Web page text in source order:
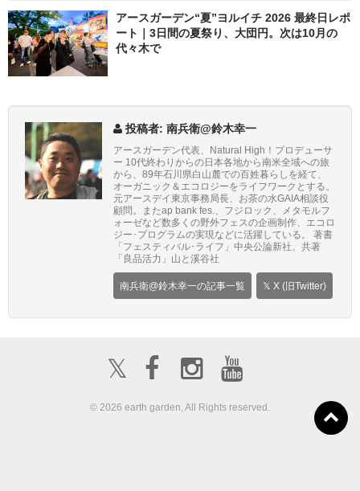
アースガーデン“夏”ヨルイチ 2026 最終日レポ
ート｜3日間の夏祭り、大団円。次は10月の
代々木で
投稿者: 南兵衛@鈴木幸一
アースガーデン代表、Natural High！プロデューサ
ー 10代終わりからの日本各地から南米全域への旅
から、89年石川県白山麓での百姓暮らしを経て、
オーガニック＆エコロジーをライフワークとする。
元アースデイ東京事務局長、お茶の水GAIA相談役
顧問。またap bank fes.、フジロック、メタモルフ
ォーゼなど数多くの野外フェスの企画制作、エコロ
ジー･プログラムの実現などに活躍している。 著書
「フェスティバル･ライフ」中央公論新社、共著
「良品活力」山と溪谷社
南兵衛@鈴木幸一の記事一覧 𝕏 X (旧Twitter)
𝕏
© 2026 earth garden, All Rights reserved.